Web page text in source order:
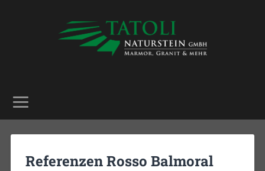
Referenzen Rosso Balmoral